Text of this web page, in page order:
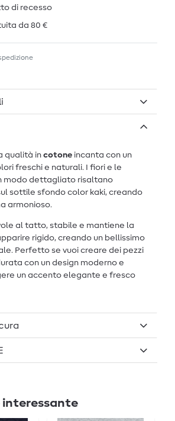
di recesso
da 80 €
qualità in cotone incanta con un
freschi e naturali. I fiori e le
modo dettagliato risaltano
sottile sfondo color kaki, creando
armonioso.
al tatto, stabile e mantiene la
rigido, creando un bellissimo
Perfetto se vuoi creare dei pezzi
con un design moderno e
un accento elegante e fresco
interessante